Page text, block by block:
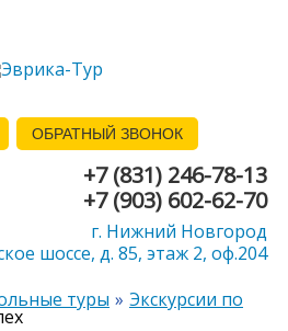
ОБРАТНЫЙ ЗВОНОК
+7 (831) 246-78-13
+7 (903) 602-62-70
г. Нижний Новгород
шоссе, д. 85, этаж 2, оф.204
туры Экскурсии по